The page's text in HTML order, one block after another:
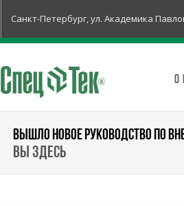
Санкт-Петербург, ул. Академика
О
ВЫШЛО НОВОЕ РУКОВОДСТВО ПО
Вы здесь